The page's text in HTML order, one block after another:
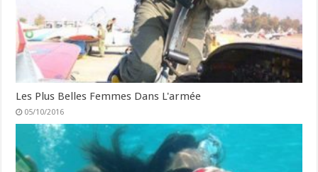
Les Plus Belles Femmes Dans L'armée
05/10/2016